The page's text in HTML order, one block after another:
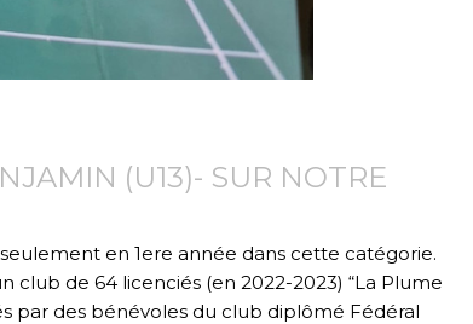
(U13)- SUR NOTRE
en 1ere année dans cette catégorie.
club de 64 licenciés (en 2022-2023) “La Plume
par des bénévoles du club diplômé Fédéral